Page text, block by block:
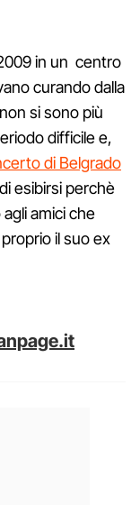
in un centro
curando dalla
si sono più
difficile e,
di Belgrado
esibirsi perchè
amici che
il suo ex